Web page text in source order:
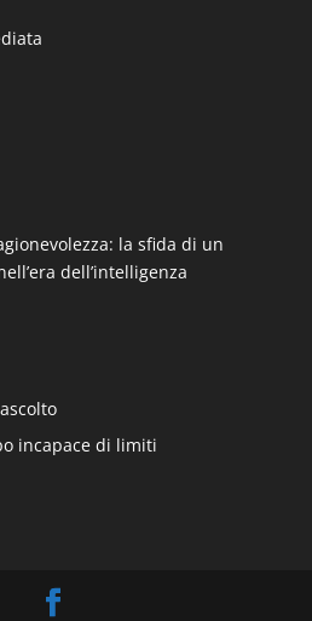
la sfida di un
dell’intelligenza
incapace di limiti